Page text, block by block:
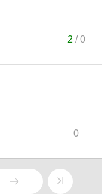
2 /0
0